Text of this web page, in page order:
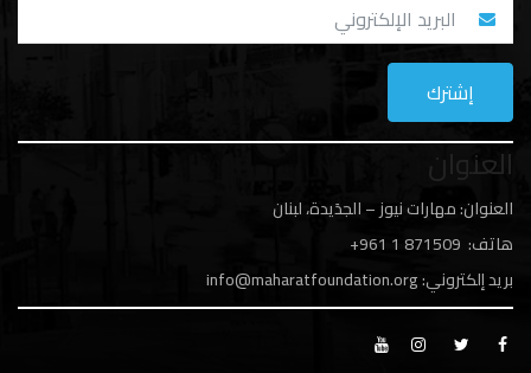
العنوان
العنوان: مهارات نيوز – الجدَيدة، لبنان
هاتف: 1 871509 961+
بريد إلكتروني:info@maharatfoundation.org